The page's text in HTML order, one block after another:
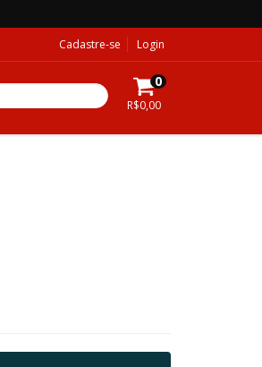
Cadastre-se Login
0
R$0,00